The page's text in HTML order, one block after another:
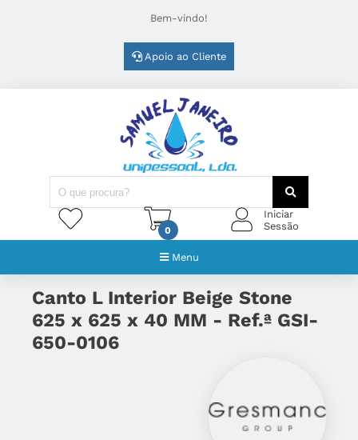
Bem-vindo!
Apoio ao Cliente
0
Iniciar
Sessão
Menu
Canto L Interior Beige Stone
625 x 625 x 40 MM - Ref.ª GSI-
650-0106